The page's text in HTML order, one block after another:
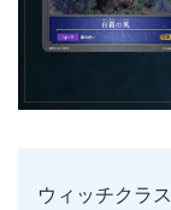
ウィッチクラ